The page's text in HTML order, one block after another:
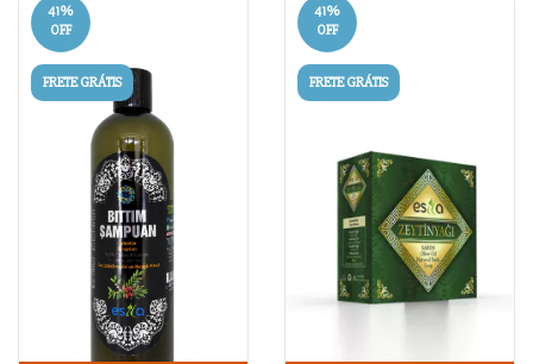
41%
OFF
FRETE GRÁTIS
41%
OFF
FRETE GRÁTIS